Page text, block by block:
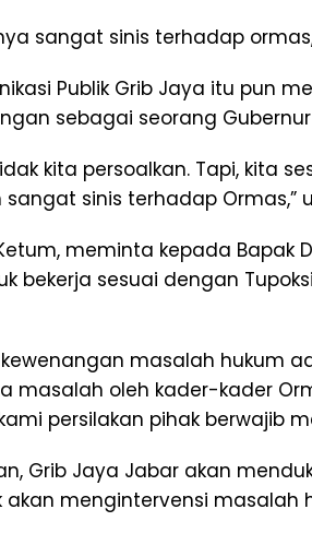
sangat sinis terhadap
Publik Grib Jaya itu pun
sebagai seorang
kita persoalkan. Tapi, kita
sinis terhadap Ormas,”
meminta kepada Bapak
bekerja sesuai dengan
masalah hukum
masalah oleh kader-kader
persilakan pihak berwajib
Grib Jaya Jabar akan
akan mengintervensi masalah